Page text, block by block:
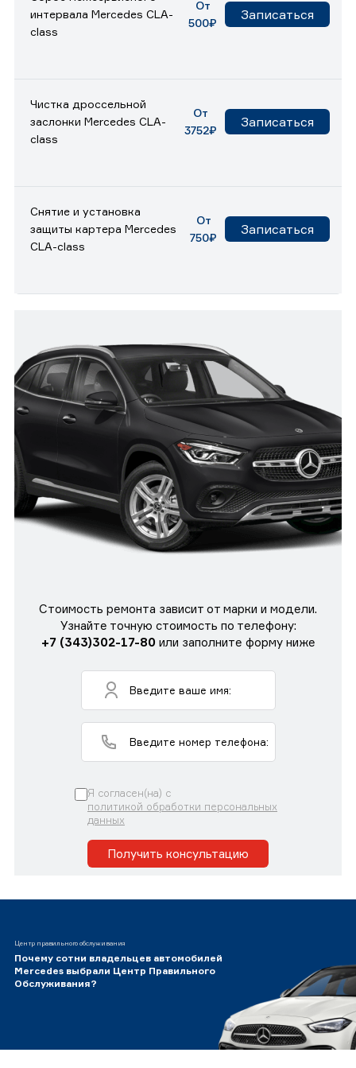
интервала Mercedes CLA-
class
От
500₽
Записаться
Чистка дроссельной
заслонки Mercedes CLA-
class
От
3752₽
Записаться
Снятие и установка
защиты картера Mercedes
CLA-class
От
750₽
Записаться
Стоимость ремонта зависит от марки и модели.
Узнайте точную стоимость по телефону:
+7 (343)302-17-80 или заполните форму ниже
Я согласен(на) с
политикой обработки персональных
данных
Получить консультацию
Центр правильного обслуживания
Почему сотни владельцев автомобилей
Mercedes выбрали Центр Правильного
Обслуживания?